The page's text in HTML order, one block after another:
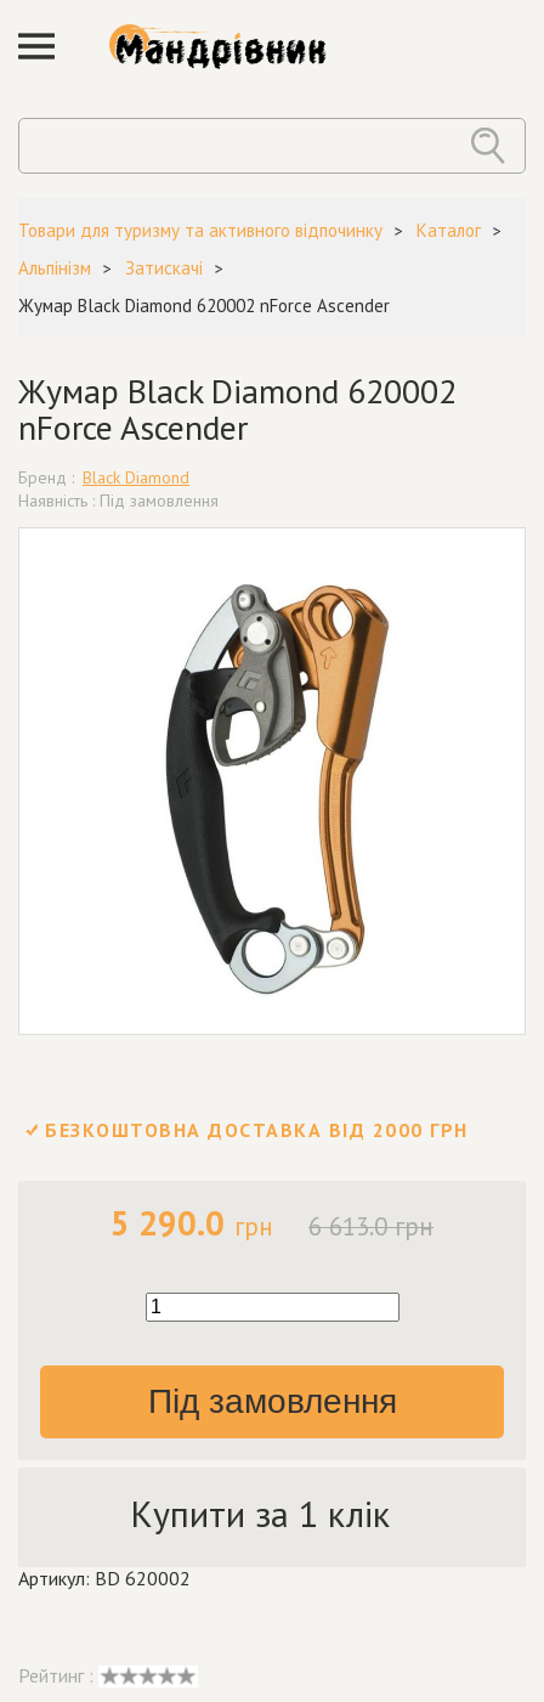
Товари для туризму та активного відпочинку
Каталог
Альпінізм
Затискачі
Жумар Black Diamond 620002 nForce Ascender
Жумар Black Diamond 620002
nForce Ascender
Бренд : Black Diamond
Наявність : Під замовлення
БЕЗКОШТОВНА ДОСТАВКА ВІД 2000 ГРН
5 290.0 грн 6 613.0 грн
Під замовлення
Купити за 1 клік
Артикул: BD 620002
Рейтинг :